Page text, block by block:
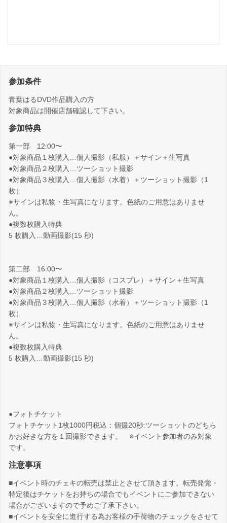
参加条件
青葉はるDVD作品購入の方
対象商品は開催店舗確認して下さい。
参加特典
第一部 12:00〜
●対象商品１枚購入…個人撮影（私服）＋サイン＋生写真
●対象商品２枚購入…ツーショット撮影
●対象商品３枚購入…個人撮影（水着）＋ツーショット撮影（1
枚）
※サインは私物・生写真になります。色紙のご用意はありませ
ん。
●複数枚購入特典
5 枚購入…動画撮影(15 秒)
第二部 16:00〜
●対象商品１枚購入…個人撮影（コスプレ）＋サイン＋生写真
●対象商品２枚購入…ツーショット撮影
●対象商品３枚購入…個人撮影（水着）＋ツーショット撮影（1
枚）
※サインは私物・生写真になります。色紙のご用意はありませ
ん。
●複数枚購入特典
5 枚購入…動画撮影(15 秒)
●フォトチケット
フォトチケット1枚1000円税込：個撮20秒:ツーショットのどちら
かお好きな方を１回撮影できます。 ※イベント参加者のみ対象
です。
注意事項
■イベント時のチェキの転売は禁止とさせて頂きます。転売発覚・
特定後はチケットをお持ちの場合でもイベントにご参加できない
場合がございますので予めご了承下さい。
■イベントを安全に進行する為お客様の手荷物のチェックをさせて